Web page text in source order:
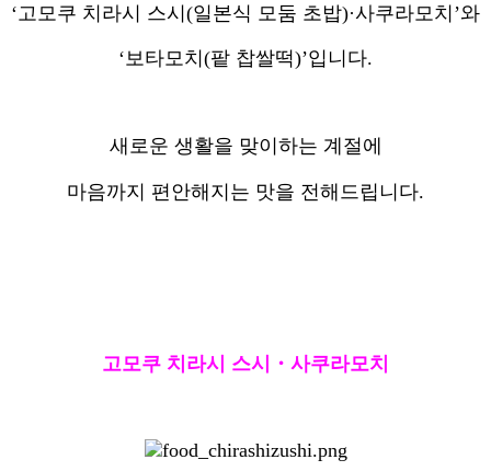
‘고모쿠 치라시 스시(일본식 모둠 초밥)·사쿠라모치’와
‘보타모치(팥 찹쌀떡)’입니다.
새로운 생활을 맞이하는 계절에
마음까지 편안해지는 맛을 전해드립니다.
고모쿠 치라시 스시・사쿠라모치